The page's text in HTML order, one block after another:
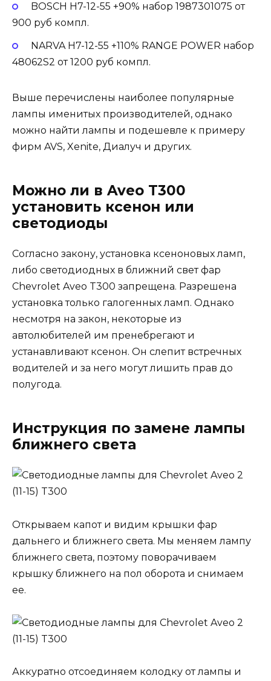
BOSCH H7-12-55 +90% набор 1987301075 от
900 руб компл.
NARVA H7-12-55 +110% RANGE POWER набор
48062S2 от 1200 руб компл.
Выше перечислены наиболее популярные
лампы именитых производителей, однако
можно найти лампы и подешевле к примеру
фирм AVS, Xenite, Диалуч и других.
Можно ли в Aveo T300
установить ксенон или
светодиоды
Согласно закону, установка ксеноновых ламп,
либо светодиодных в ближний свет фар
Chevrolet Aveo T300 запрещена. Разрешена
установка только галогенных ламп. Однако
несмотря на закон, некоторые из
автолюбителей им пренебрегают и
устанавливают ксенон. Он слепит встречных
водителей и за него могут лишить прав до
полугода.
Инструкция по замене лампы
ближнего света
Открываем капот и видим крышки фар
дальнего и ближнего света. Мы меняем лампу
ближнего света, поэтому поворачиваем
крышку ближнего на пол оборота и снимаем
ее.
Аккуратно отсоединяем колодку от лампы и